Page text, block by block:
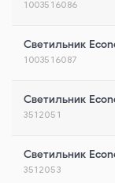
1003516086
Светильник
1003516087
Светильник
3512051
Светильник
3512053